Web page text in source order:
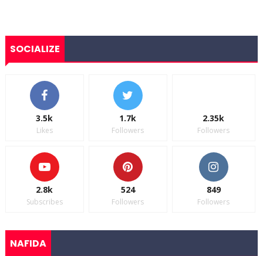
SOCIALIZE
3.5k
Likes
1.7k
Followers
2.35k
Followers
2.8k
Subscribes
524
Followers
849
Followers
NAFIDA